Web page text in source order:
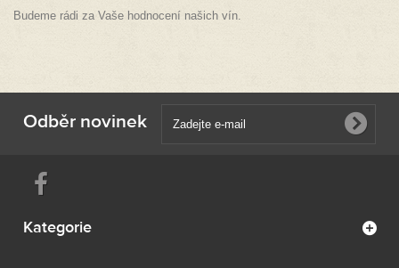
Budeme rádi za Vaše hodnocení našich vín.
Odběr novinek
Kategorie